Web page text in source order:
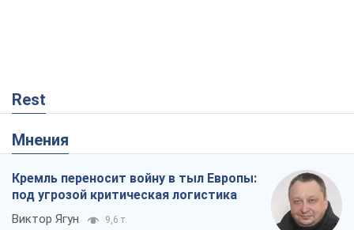
Rest
Мнения
Кремль переносит войну в тыл Европы:
под угрозой критическая логистика
Виктор Ягун 9,6 т.